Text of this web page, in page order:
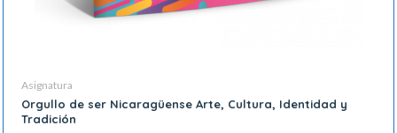
Asignatura
Orgullo de ser Nicaragüense Arte, Cultura, Identidad y
Tradición